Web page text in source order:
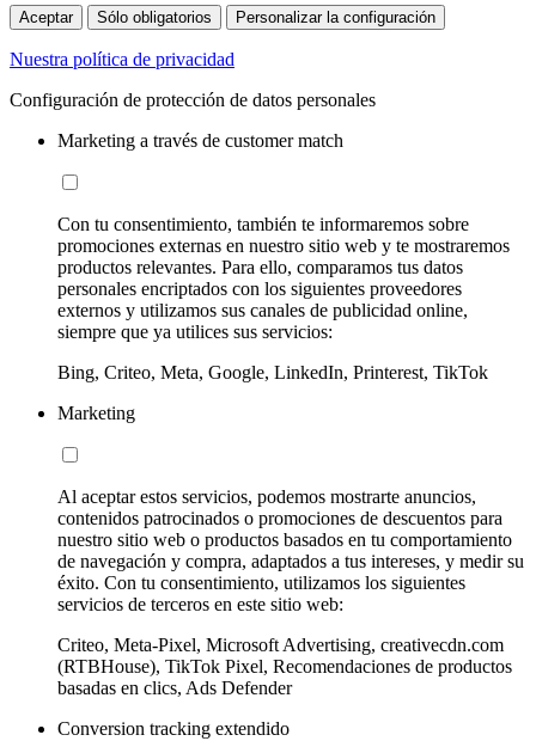
Aceptar Sólo obligatorios Personalizar la configuración
Nuestra política de privacidad
Configuración de protección de datos personales
Marketing a través de customer match
Con tu consentimiento, también te informaremos sobre
promociones externas en nuestro sitio web y te mostraremos
productos relevantes. Para ello, comparamos tus datos
personales encriptados con los siguientes proveedores
externos y utilizamos sus canales de publicidad online,
siempre que ya utilices sus servicios:
Bing, Criteo, Meta, Google, LinkedIn, Printerest, TikTok
Marketing
Al aceptar estos servicios, podemos mostrarte anuncios,
contenidos patrocinados o promociones de descuentos para
nuestro sitio web o productos basados en tu comportamiento
de navegación y compra, adaptados a tus intereses, y medir su
éxito. Con tu consentimiento, utilizamos los siguientes
servicios de terceros en este sitio web:
Criteo, Meta-Pixel, Microsoft Advertising, creativecdn.com
(RTBHouse), TikTok Pixel, Recomendaciones de productos
basadas en clics, Ads Defender
Conversion tracking extendido